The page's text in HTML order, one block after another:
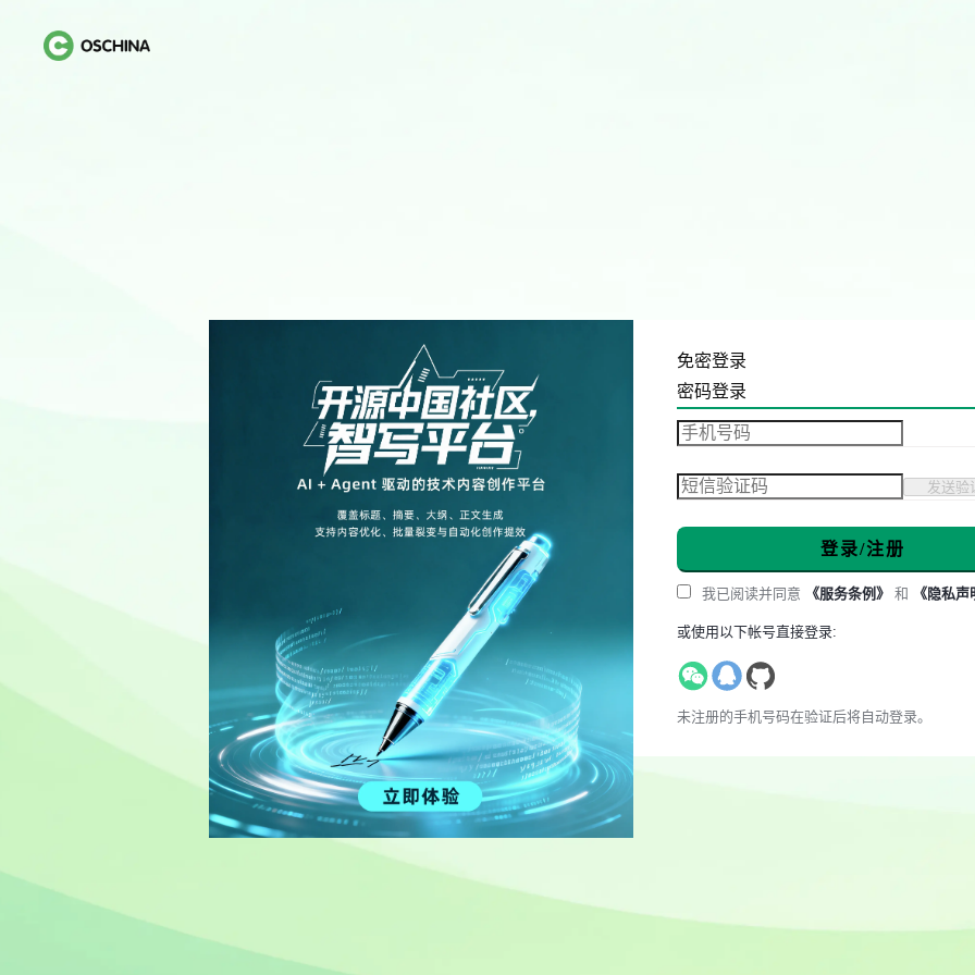
免密登录
密码登录
发送验
登录/注册
我已阅读并同意 《服务条例》 和 《隐私声
或使用以下帐号直接登录:
未注册的手机号码在验证后将自动登录。